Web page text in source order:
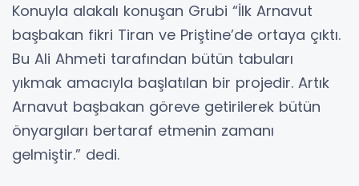
Konuyla alakalı konuşan Grubi “İlk Arnavut
başbakan fikri Tiran ve Priştine’de ortaya çıktı.
Bu Ali Ahmeti tarafından bütün tabuları
yıkmak amacıyla başlatılan bir projedir. Artık
Arnavut başbakan göreve getirilerek bütün
önyargıları bertaraf etmenin zamanı
gelmiştir.” dedi.